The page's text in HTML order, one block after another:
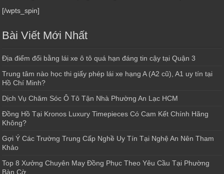
[/wpts_spin]
Bài Viết Mới Nhất
Địa điểm đổi bằng lái xe ô tô quá hạn đáng tin cậy tại Quận 3
Trung tâm nào học thi giấy phép lái xe hạng A (A2 cũ), A1 uy tín tại
Hồ Chí Minh?
Dịch Vụ Chăm Sóc Ô Tô Tận Nhà Phường An Lạc HCM
Đồng Hồ Tại Kronos Luxury Timepieces Có Cam Kết Chính Hãng
Không?
Gợi Ý Các Trường Trung Cấp Nghề Uy Tín Tại Nghệ An Nên Tham
Khảo
Top 8 Xưởng Chuyên May Đồng Phục Theo Yêu Cầu Tại Phường
Bàn Cờ